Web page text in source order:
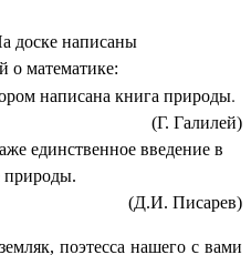
доске написаны
о математике:
написана книга природы.
(Г. Галилей)
единственное введение в
природы.
(Д.И. Писарев)
поэтесса нашего с вами